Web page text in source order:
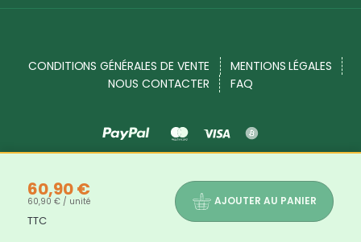
CONDITIONS GÉNÉRALES DE VENTE
MENTIONS LÉGALES
NOUS CONTACTER
FAQ
Source Shop © 2017 - 2026. Tous droits réservés
Les bienfaits et propriétés des produits indiqués dans chaque description de produits ne sont là qu'à titre informatif. Les
60,90 €
60,90 € / unité
TTC
AJOUTER AU PANIER